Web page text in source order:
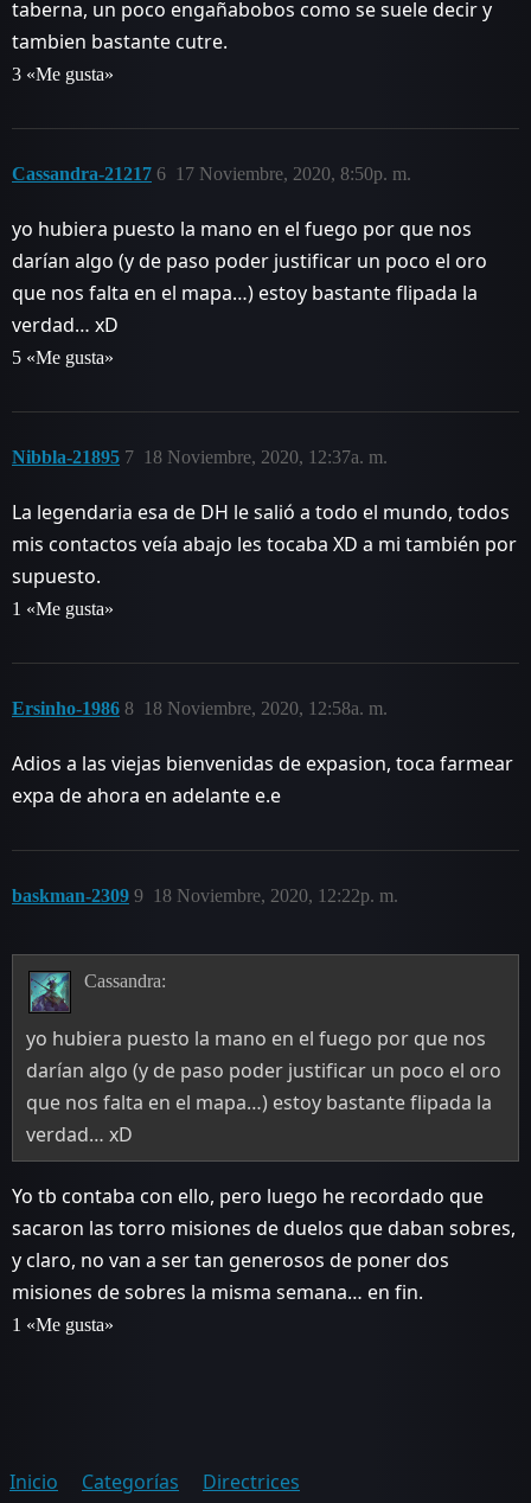
taberna, un poco engañabobos como se suele decir y
tambien bastante cutre.
3 «Me gusta»
Cassandra-21217 17 Noviembre, 2020, 8:50p. m.
6
yo hubiera puesto la mano en el fuego por que nos
darían algo (y de paso poder justificar un poco el oro
que nos falta en el mapa…) estoy bastante flipada la
verdad… xD
5 «Me gusta»
Nibbla-21895 18 Noviembre, 2020, 12:37a. m.
7
La legendaria esa de DH le salió a todo el mundo, todos
mis contactos veía abajo les tocaba XD a mi también por
supuesto.
1 «Me gusta»
Ersinho-1986 18 Noviembre, 2020, 12:58a. m.
8
Adios a las viejas bienvenidas de expasion, toca farmear
expa de ahora en adelante e.e
baskman-2309 18 Noviembre, 2020, 12:22p. m.
9
Cassandra:
yo hubiera puesto la mano en el fuego por que nos
darían algo (y de paso poder justificar un poco el oro
que nos falta en el mapa…) estoy bastante flipada la
verdad… xD
Yo tb contaba con ello, pero luego he recordado que
sacaron las torro misiones de duelos que daban sobres,
y claro, no van a ser tan generosos de poner dos
misiones de sobres la misma semana… en fin.
1 «Me gusta»
Inicio Categorías Directrices